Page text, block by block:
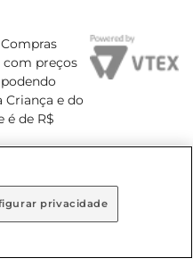
com preços
Criança e do
é de R$
privacidade